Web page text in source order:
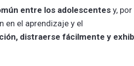
entre los adolescentes y, por
en el aprendizaje y el
distraerse fácilmente y